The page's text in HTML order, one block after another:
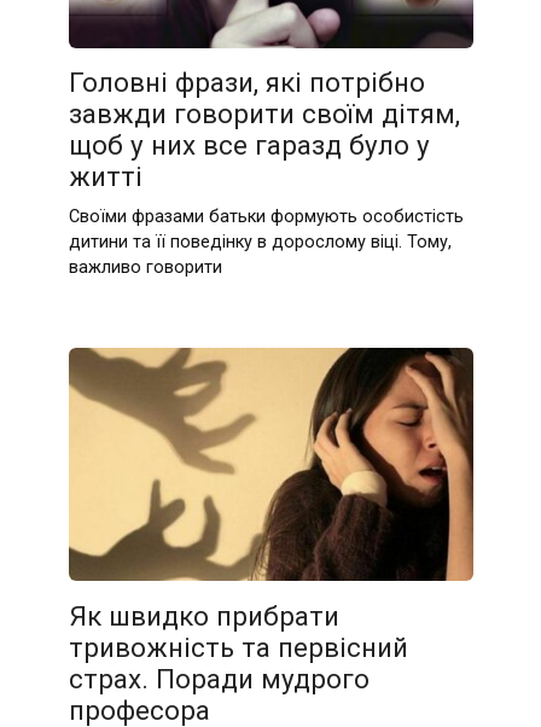
Головні фрази, які потрібно
завжди говорити своїм дітям,
щоб у них все гаразд було у
житті
Своїми фразами батьки формують особистість
дитини та її поведінку в дорослому віці. Тому,
важливо говорити
Як швидко прибрати
тривожність та первісний
страх. Поради мудрого
професора